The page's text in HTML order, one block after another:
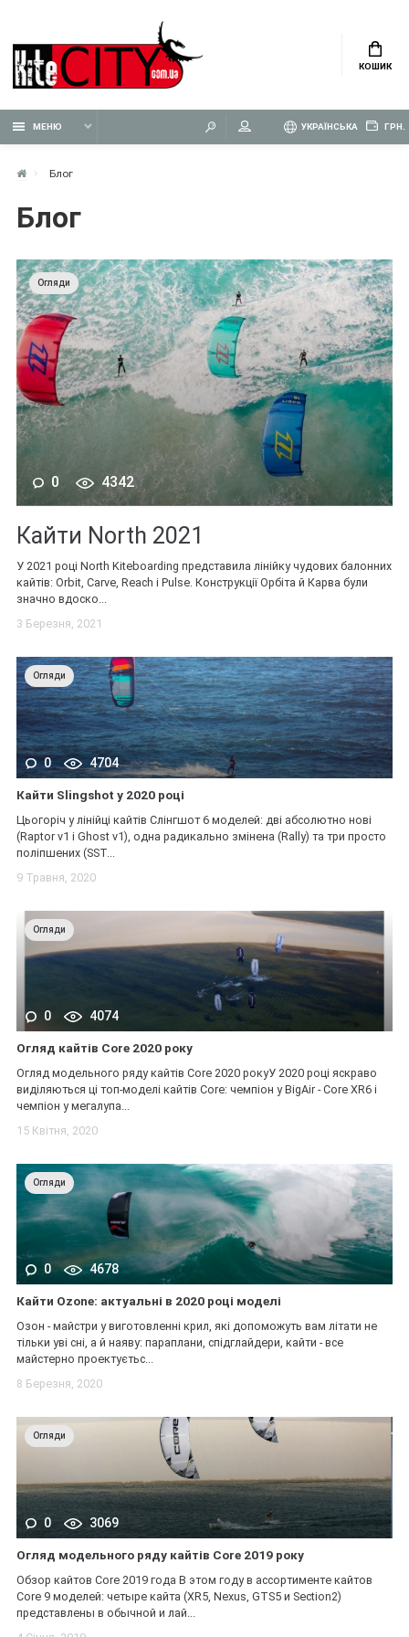
КОШИК
МЕНЮ УКРАЇНСЬКА ГРН.
Блог
Блог
Огляди
0 4342
Кайти North 2021
У 2021 році North Kiteboarding представила лінійку чудових балонних
кайтів: Orbit, Carve, Reach і Pulse. Конструкції Орбіта й Карва були
значно вдоско...
3 Березня, 2021
Огляди
0 4704
Кайти Slingshot у 2020 році
Цьогоріч у лінійці кайтів Слінгшот 6 моделей: дві абсолютно нові
(Raptor v1 і Ghost v1), одна радикально змінена (Rally) та три просто
поліпшених (SST...
9 Травня, 2020
Огляди
0 4074
Огляд кайтів Core 2020 року
Огляд модельного ряду кайтів Core 2020 рокуУ 2020 році яскраво
виділяються ці топ-моделі кайтів Core: чемпіон у BigAir - Core XR6 і
чемпіон у мегалупа...
15 Квітня, 2020
Огляди
0 4678
Кайти Ozone: актуальні в 2020 році моделі
Озон - майстри у виготовленні крил, які допоможуть вам літати не
тільки уві сні, а й наяву: параплани, спідглайдери, кайти - все
майстерно проектуєтьс...
8 Березня, 2020
Огляди
0 3069
Огляд модельного ряду кайтів Core 2019 року
Обзор кайтов Core 2019 года В этом году в ассортименте кайтов
Core 9 моделей: четыре кайта (XR5, Nexus, GTS5 и Section2)
представлены в обычной и лай...